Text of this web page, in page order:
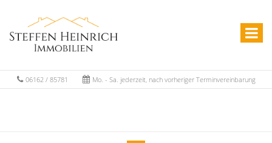
06162 / 85781 Mo. - Sa. jederzeit, nach vorheriger Terminvereinbarung